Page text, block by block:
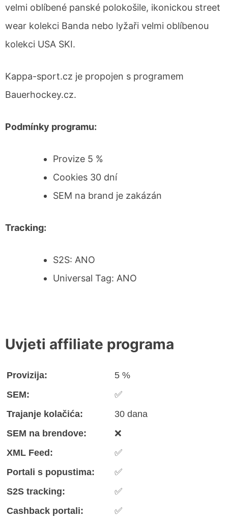
velmi oblíbené panské polokošile, ikonickou street
wear kolekci Banda nebo lyžaři velmi oblíbenou
kolekci USA SKI.
Kappa-sport.cz je propojen s programem
Bauerhockey.cz.
Podmínky programu:
Provize 5 %
Cookies 30 dní
SEM na brand je zakázán
Tracking:
S2S: ANO
Universal Tag: ANO
Uvjeti affiliate programa
Provizija:
5 %
SEM:
✅
Trajanje kolačića:
30 dana
SEM na brendove:
❌
XML Feed:
✅
Portali s popustima:
✅
S2S tracking:
✅
Cashback portali:
✅